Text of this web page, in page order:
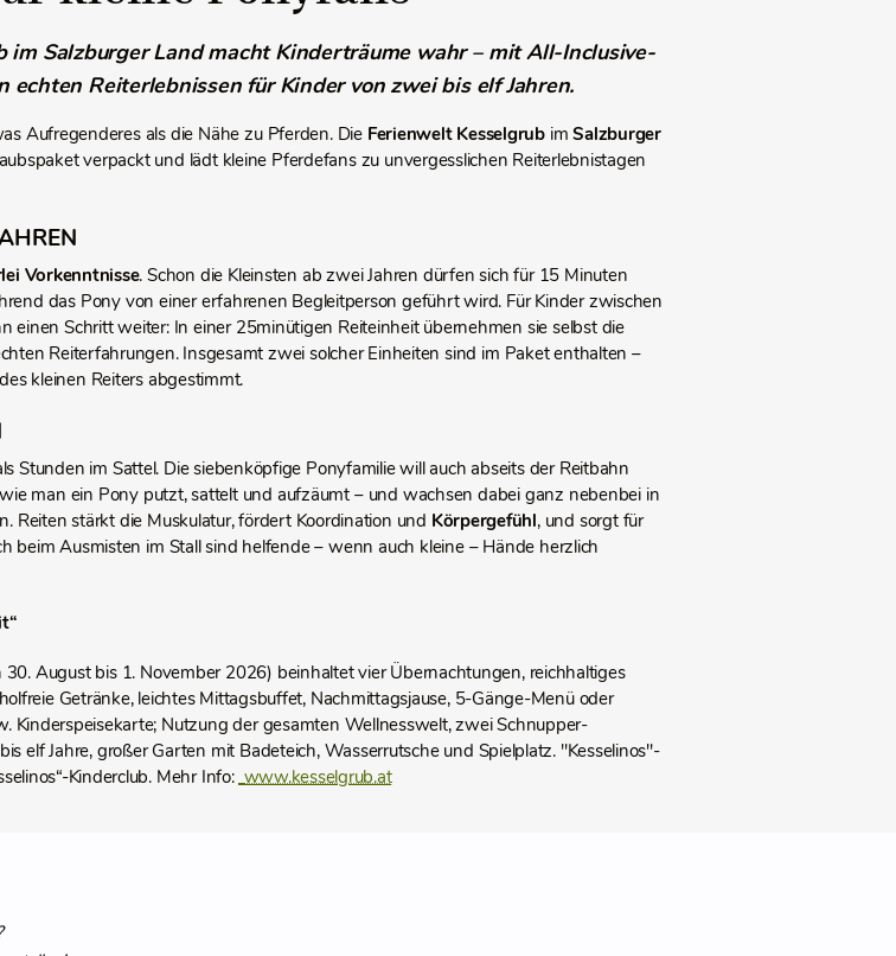
im Salzburger Land macht Kinderträume wahr – mit All-Inclusive-
echten Reiterlebnissen für Kinder von zwei bis elf Jahren.
Aufregenderes als die Nähe zu Pferden. Die Ferienwelt KesselgrubimSalzburger
verpackt und lädt kleine Pferdefans zu unvergesslichen Reiterlebnistagen
Vorkenntnisse. Schon die Kleinsten ab zwei Jahren dürfen sich für 15 Minuten
das Pony von einer erfahrenen Begleitperson geführt wird. Für Kinder zwischen
einen Schritt weiter: In einer 25minütigen Reiteinheit übernehmen sie selbst die
Reiterfahrungen. Insgesamt zwei solcher Einheiten sind im Paket enthalten –
kleinen Reiters abgestimmt.
Stunden im Sattel. Die siebenköpfige Ponyfamilie will auch abseits der Reitbahn
man ein Pony putzt, sattelt und aufzäumt – und wachsen dabei ganz nebenbei in
Reiten stärkt die Muskulatur, fördert Koordination und Körpergefühl, und sorgt für
beim Ausmisten im Stall sind helfende – wenn auch kleine – Hände herzlich
30. August bis 1. November 2026) beinhaltet vier Übernachtungen, reichhaltiges
Getränke, leichtes Mittagsbuffet, Nachmittagsjause, 5-Gänge-Menü oder
Kinderspeisekarte; Nutzung der gesamten Wellnesswelt, zwei Schnupper-
elf Jahre, großer Garten mit Badeteich, Wasserrutsche und Spielplatz. "Kesselinos"-
Kinderclub. Mehr Info: www.kesselgrub.at